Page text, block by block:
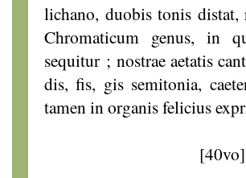
lichano, duobis tonis
Chromaticum genus, in
sequitur ; nostrae aetatis
dis, fis, gis semitonia,
tamen in organis felicius